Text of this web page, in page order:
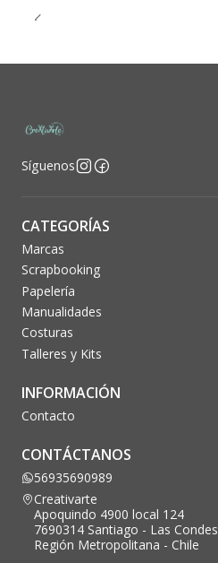
Síguenos
CATEGORÍAS
Marcas
Scrapbooking
Papelería
Manualidades
Costuras
Talleres y Kits
INFORMACIÓN
Contacto
CONTÁCTANOS
56935690989
Creativarte
Apoquindo 4900 local 124
7690314 Santiago - Las Condes
Región Metropolitana - Chile